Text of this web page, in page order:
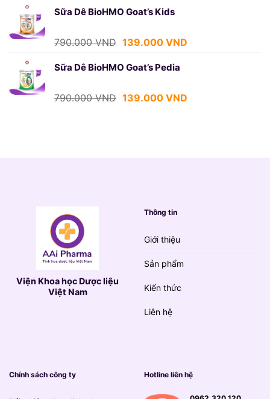
là:
Sữa Dê BioHMO Goat’s Kids
790.000VND Giá
là:
139.000 VNDGiá
Sữa Dê BioHMO Goat’s Pedia
790.000VND Giá
139.000 VNDGiá
Viện Khoa học Dược liệu
Việt Nam
Thông tin
Giới thiệu
Sản phẩm
Kiến thức
Liên hệ
Chính sách công ty Hotline liên hệ